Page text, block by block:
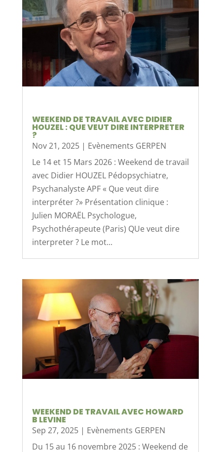
WEEKEND DE TRAVAIL AVEC DIDIER
HOUZEL : QUE VEUT DIRE INTERPRETER
?
Nov 21, 2025| Evènements GERPEN
Le 14 et 15 Mars 2026 : Weekend de travail
avec Didier HOUZEL Pédopsychiatre,
Psychanalyste APF « Que veut dire
interpréter ?» Présentation clinique :
Julien MORAËL Psychologue,
Psychothérapeute (Paris) QUe veut dire
interpreter ? Le mot...
WEEKEND DE TRAVAIL AVEC HOWARD
B LEVINE
Sep 27, 2025| Evènements GERPEN
Du 15 au 16 novembre 2025 : Weekend de